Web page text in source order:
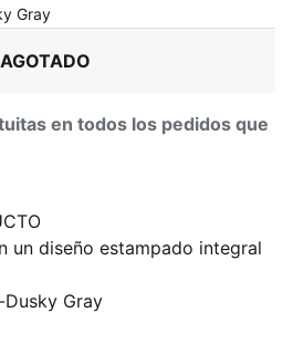
Gray:
AGOTADO
en todos los pedidos que
un diseño estampado integral
con suave tejido
para los días de descanso
del entrenamiento. Vístete
Dusky Gray